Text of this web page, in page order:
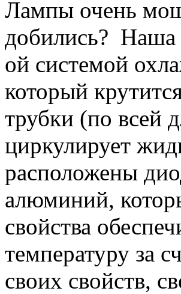
Лампы очень
добились? Наша
ой системой
который
трубки (по всей
циркулирует
расположены
алюминий,
свойства
температуру за
своих свойств,